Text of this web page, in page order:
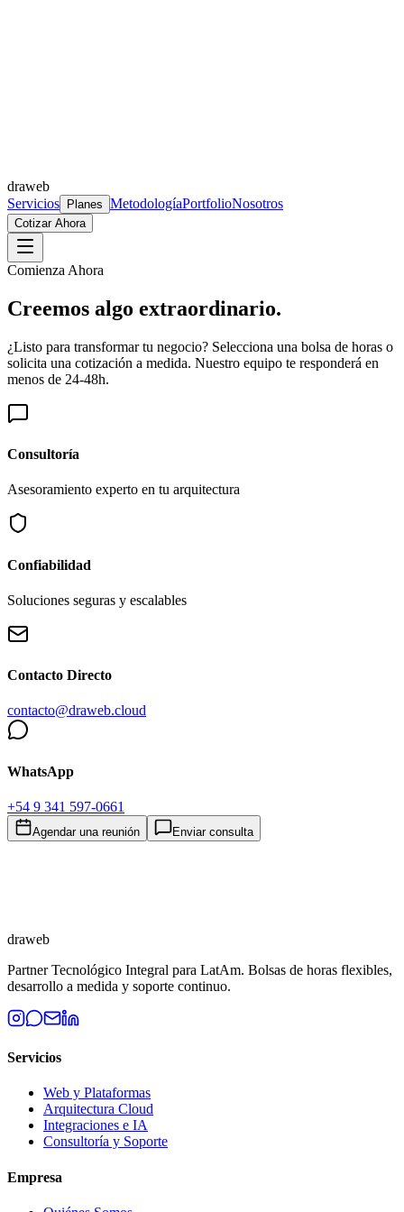
draweb
Servicios
Planes MetodologíaPortfolioNosotros
Cotizar Ahora
Comienza Ahora
Creemos algo extraordinario.
¿Listo para transformar tu negocio? Selecciona una bolsa de horas o
solicita una cotización a medida. Nuestro equipo te responderá en
menos de 24-48h.
Consultoría
Asesoramiento experto en tu arquitectura
Confiabilidad
Soluciones seguras y escalables
Contacto Directo
contacto@draweb.cloud
WhatsApp
+54 9 341 597-0661
Agendar una reunión Enviar consulta
draweb
Partner Tecnológico Integral para LatAm. Bolsas de horas flexibles,
desarrollo a medida y soporte continuo.
Servicios
Web y Plataformas
Arquitectura Cloud
Integraciones e IA
Consultoría y Soporte
Empresa